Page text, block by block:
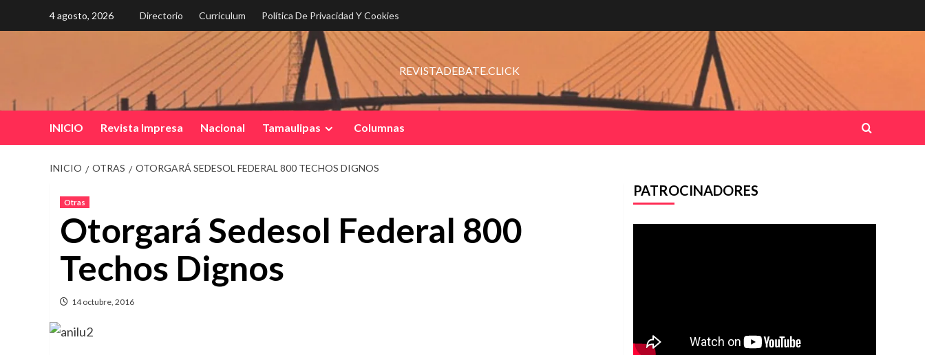
4 agosto, 2026 Directorio Curriculum Política De Privacidad Y Cookies
REVISTADEBATE.CLICK
INICIO Revista Impresa Nacional Tamaulipas Columnas
INICIO OTRAS OTORGARÁ SEDESOL FEDERAL 800 TECHOS DIGNOS
Otras
Otorgará Sedesol Federal 800
Techos Dignos
14 octubre, 2016
PATROCINADORES